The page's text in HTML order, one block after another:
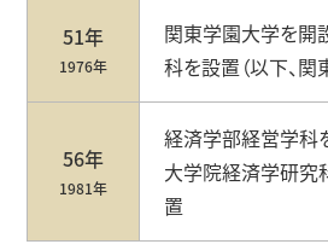
51年
1976年
関東学園大学を開
科を設置（以下、
56年
1981年
経済学部経営学科
大学院経済学研究
置